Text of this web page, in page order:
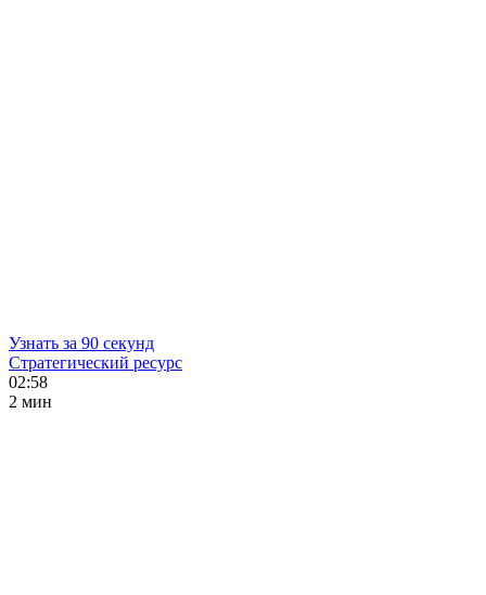
Узнать за 90 секунд
Стратегический ресурс
02:58
2 мин